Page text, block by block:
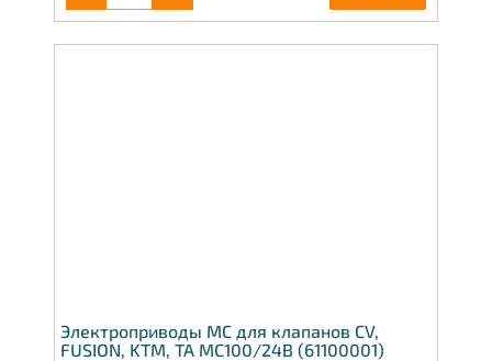
Электроприводы МС для клапанов CV,
FUSION, KTM, TA МС100/24В (61100001)